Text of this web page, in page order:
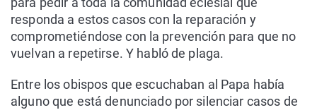
responda a estos casos con la reparación y
comprometiéndose con la prevención para que no
vuelvan a repetirse. Y habló de plaga.
Entre los obispos que escuchaban al Papa había
alguno que está denunciado por silenciar casos de